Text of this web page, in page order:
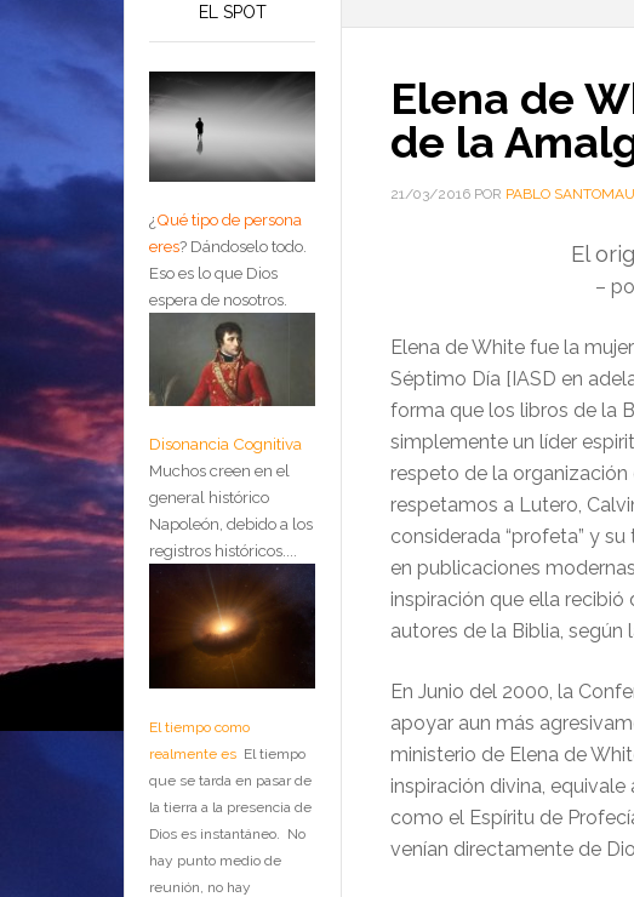
Elena de
de la
21/03/2016 POR PABLO
El
–
Elena de White fue la
Séptimo Día [IASD en
forma que los libros de la
simplemente un líder
respeto de la
respetamos a Lutero,
considerada “profeta” y
en publicaciones
inspiración que ella recibió
autores de la Biblia, según
En Junio del 2000, la
apoyar aun más
ministerio de Elena de
inspiración divina, equivale
como el Espíritu de
venían directamente de
EL SPOT
¿Qué tipo de persona
eres? Dándoselo todo.
Eso es lo que Dios
espera de nosotros.
Disonancia Cognitiva
Muchos creen en el
general histórico
Napoleón, debido a los
registros históricos....
El tiempo como
realmente es El tiempo
que se tarda en pasar de
la tierra a la presencia de
Dios es instantáneo. No
hay punto medio de
reunión, no hay